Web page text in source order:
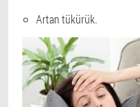
Artan tükürük.